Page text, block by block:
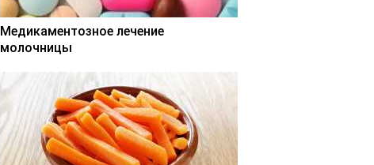
Медикаментозное лечение
молочницы